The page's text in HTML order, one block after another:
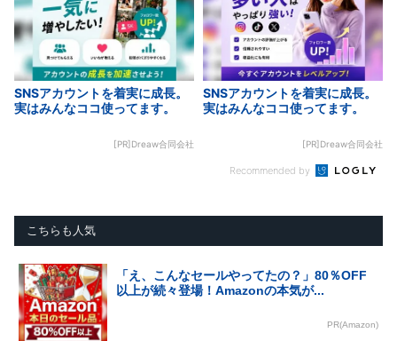
SNSアカウントを着実に成長。
実はみんなココ使ってます。
[PR]Dreaw合同会社
SNSアカウントを着実に成長。
実はみんなココ使ってます。
[PR]Dreaw合同会社
Recommended by
こちらも人気
「え、こんなセールやってたの？」80％OFF
以上が続々登場！Amazonの本気が...
PR(Amazon)